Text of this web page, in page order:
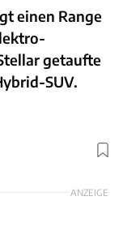
einen Range
getaufte
SUV.
Foto: IM Motors
ANZEIGE